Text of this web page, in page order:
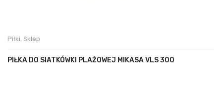
Piłki, Sklep
PIŁKA DO SIATKÓWKI PLAŻOWEJ MIKASA VLS 300